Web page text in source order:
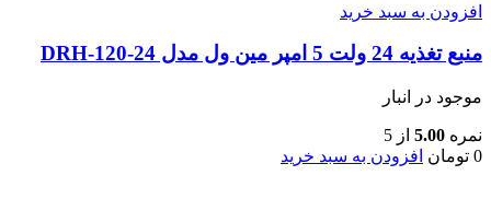
افزودن به سبد خرید
منبع تغذیه 24 ولت 5 امپر مین ول مدل DRH-120-24
موجود در انبار
نمره 5.00 از 5
0 تومان افزودن به سبد خرید